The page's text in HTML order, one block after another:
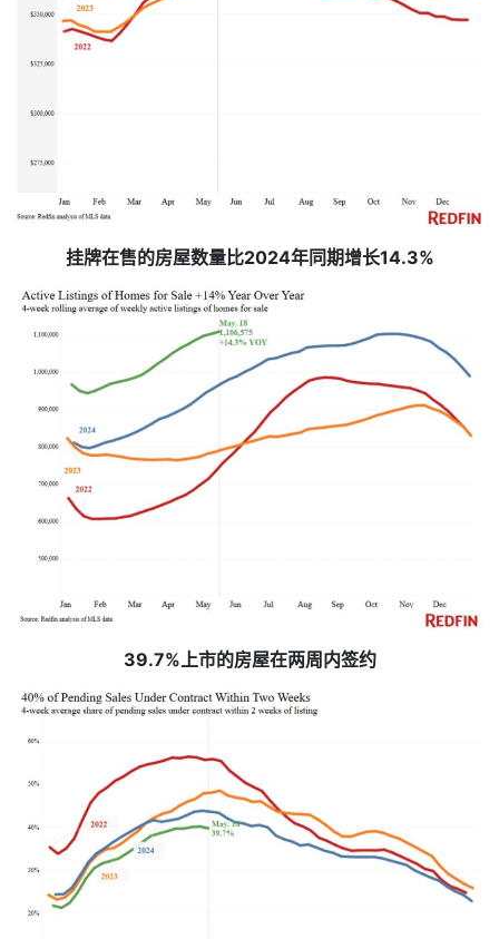
挂牌在售的房屋数量比2024年同期增长14.3%
39.7%上市的房屋在两周内签约